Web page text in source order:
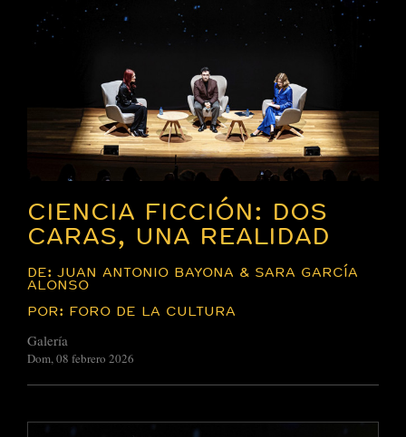
CIENCIA FICCIÓN: DOS
CARAS, UNA REALIDAD
DE: JUAN ANTONIO BAYONA & SARA GARCÍA
ALONSO
POR: FORO DE LA CULTURA
Galería
Dom, 08 febrero 2026